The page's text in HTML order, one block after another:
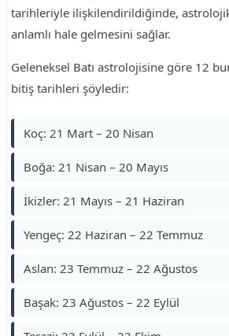
tarihleriyle ilişkilendirildiğinde,
anlamlı hale gelmesini sağlar.
Geleneksel Batı astrolojisine göre 12
bitiş tarihleri şöyledir:
Koç: 21 Mart – 20 Nisan
Boğa: 21 Nisan – 20 Mayıs
İkizler: 21 Mayıs – 21 Haziran
Yengeç: 22 Haziran – 22 Temmuz
Aslan: 23 Temmuz – 22 Ağustos
Başak: 23 Ağustos – 22 Eylül